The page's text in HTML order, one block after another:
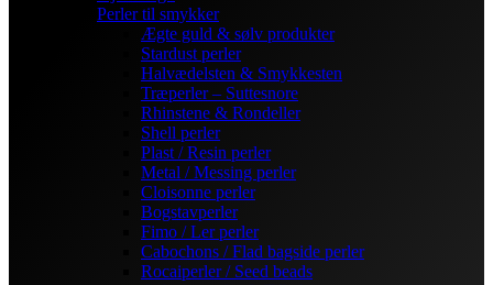
Perler til smykker
Ægte guld & sølv produkter
Stardust perler
Halvædelsten & Smykkesten
Træperler – Suttesnore
Rhinstene & Rondeller
Shell perler
Plast / Resin perler
Metal / Messing perler
Cloisonne perler
Bogstavperler
Fimo / Ler perler
Cabochons / Flad bagside perler
Rocaiperler / Seed beads